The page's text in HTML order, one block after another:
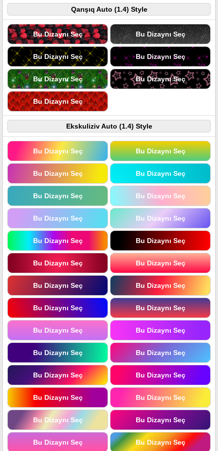
Qarışıq Auto (1.4) Style
Bu Dizaynı Seç Bu Dizaynı Seç
Bu Dizaynı Seç Bu Dizaynı Seç
Bu Dizaynı Seç Bu Dizaynı Seç
Bu Dizaynı Seç
Ekskuliziv Auto (1.4) Style
Bu Dizaynı Seç Bu Dizaynı Seç
Bu Dizaynı Seç Bu Dizaynı Seç
Bu Dizaynı Seç Bu Dizaynı Seç
Bu Dizaynı Seç Bu Dizaynı Seç
Bu Dizaynı Seç Bu Dizaynı Seç
Bu Dizaynı Seç Bu Dizaynı Seç
Bu Dizaynı Seç Bu Dizaynı Seç
Bu Dizaynı Seç Bu Dizaynı Seç
Bu Dizaynı Seç Bu Dizaynı Seç
Bu Dizaynı Seç Bu Dizaynı Seç
Bu Dizaynı Seç Bu Dizaynı Seç
Bu Dizaynı Seç Bu Dizaynı Seç
Bu Dizaynı Seç Bu Dizaynı Seç
Bu Dizaynı Seç Bu Dizaynı Seç